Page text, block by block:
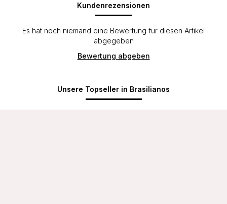
Kundenrezensionen
Es hat noch niemand eine Bewertung für diesen Artikel
abgegeben
Bewertung abgeben
Unsere Topseller in Brasilianos